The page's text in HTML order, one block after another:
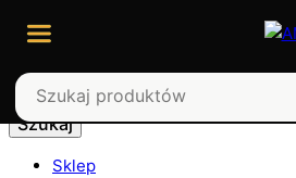
Szukaj
Sklep